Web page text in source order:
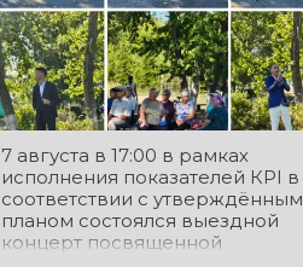
7 августа в 17:00 в рамках
исполнения показателей КРІ в
соответствии с утверждённым
планом состоялся выездной
концерт посвященной